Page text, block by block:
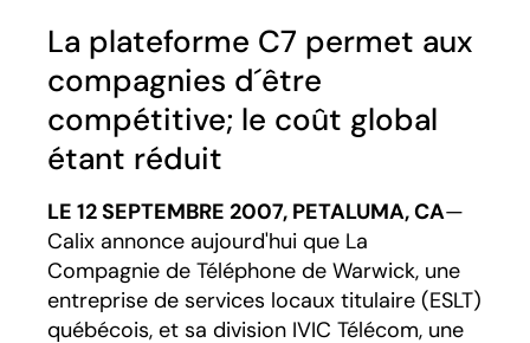
La plateforme C7 permet aux
compagnies d´être
compétitive; le coût global
étant réduit
LE 12 SEPTEMBRE 2007, PETALUMA, CA—
Calix annonce aujourd'hui que La
Compagnie de Téléphone de Warwick, une
entreprise de services locaux titulaire (ESLT)
québécois, et sa division IVIC Télécom, une